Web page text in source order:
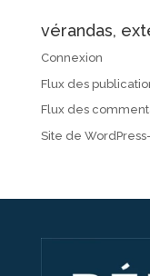
vérandas,
Connexion
Flux des
Flux des
Site de